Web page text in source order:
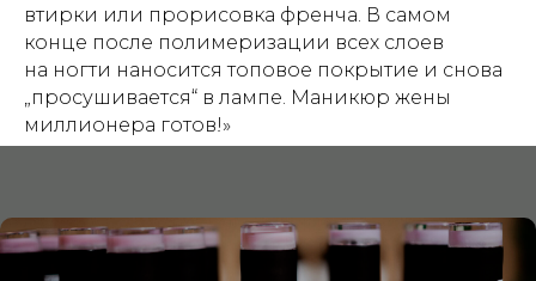
втирки или прорисовка френча. В самом
конце после полимеризации всех слоев
на ногти наносится топовое покрытие и снова
„просушивается“ в лампе. Маникюр жены
миллионера готов!»